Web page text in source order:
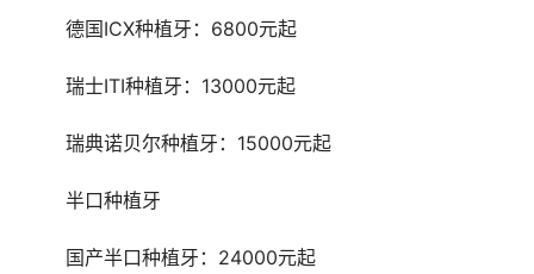
	德国ICX种植牙：6800元起
	瑞士ITI种植牙：13000元起
	瑞典诺贝尔种植牙：15000元起
	半口种植牙
	国产半口种植牙：24000元起